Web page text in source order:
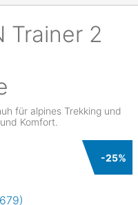
Trainer 2
für alpines Trekking und
Komfort.
-25%